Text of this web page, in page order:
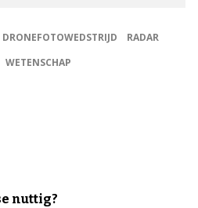
DRONEFOTOWEDSTRIJD
RADAR
WETENSCHAP
nuttig?